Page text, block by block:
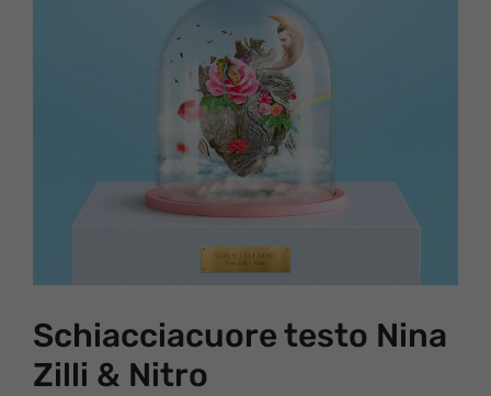
Schiacciacuore testo Nina
Zilli & Nitro